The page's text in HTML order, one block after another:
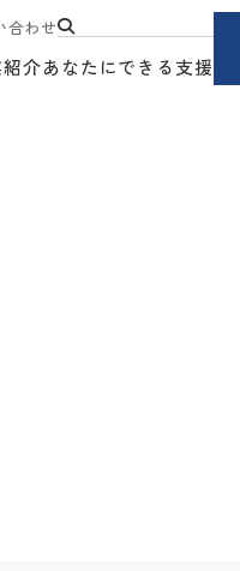
合わせ
介あなたにできる支援